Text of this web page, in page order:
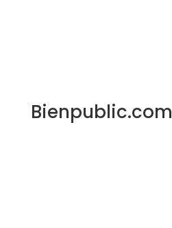
Bienpublic.com